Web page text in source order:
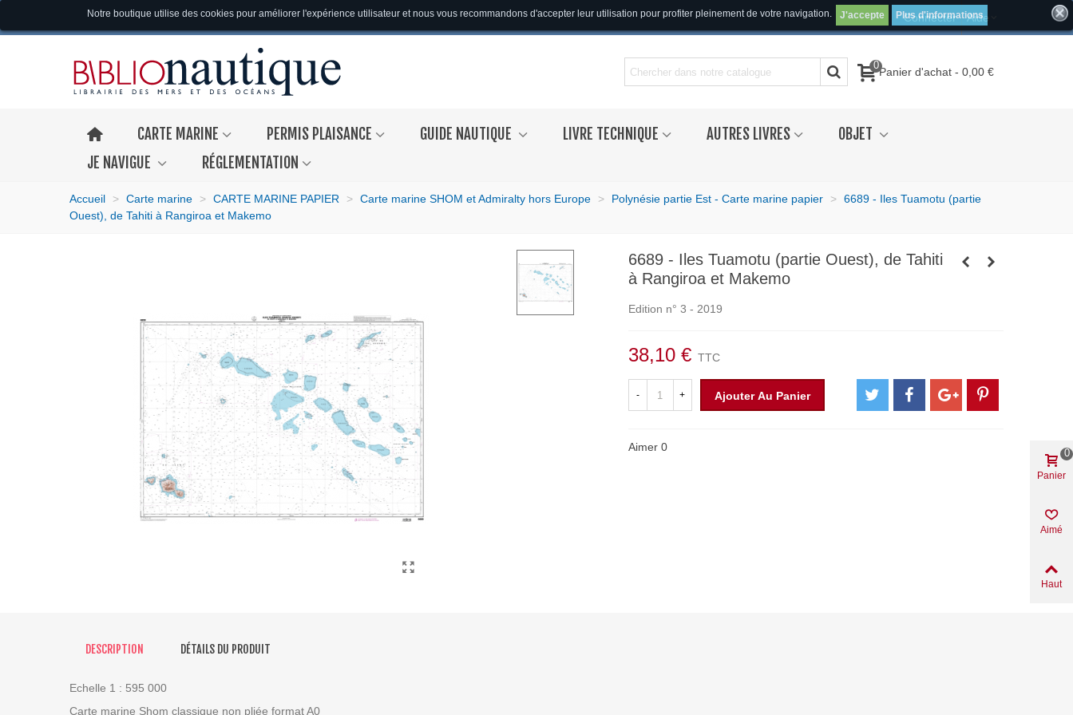
Connecter Aide
Notre boutique utilise des cookies pour améliorer l'expérience utilisateur et nous vous recommandons d'accepter leur utilisation pour profiter pleinement de votre navigation. J'accepte Plus d'informations
0Panier d'achat - 0,00 €
CARTE MARINE PERMIS PLAISANCE GUIDE NAUTIQUE LIVRE TECHNIQUE AUTRES LIVRES
OBJET
JE NAVIGUE
RÉGLEMENTATION
Accueil > Carte marine > CARTE MARINE PAPIER > Carte marine SHOM et Admiralty hors Europe > Polynésie partie Est - Carte marine papier > 6689 - Iles Tuamotu (partie
Ouest), de Tahiti à Rangiroa et Makemo
6689 - Iles Tuamotu (partie Ouest), de Tahiti
à Rangiroa et Makemo
Edition n° 3 - 2019
38,10 € TTC
- + Ajouter Au Panier
Aimer 0
DESCRIPTION DÉTAILS DU PRODUIT
Echelle 1 : 595 000
Carte marine Shom classique non pliée format A0
Panier
0
Aimé
Haut